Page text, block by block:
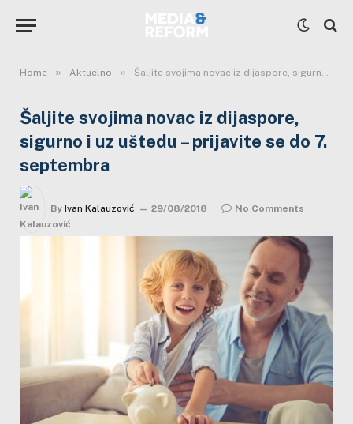
Home » Aktuelno » Šaljite svojima novac iz dijaspore, sigurno i uz uštedu – prijavite se do 7. septembra
Šaljite svojima novac iz dijaspore,
sigurno i uz uštedu – prijavite se do 7.
septembra
By Ivan Kalauzović 29/08/2018 No Comments